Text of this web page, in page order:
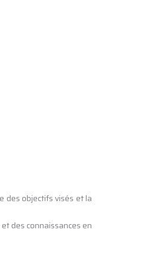
des objectifs visés et la
des connaissances en